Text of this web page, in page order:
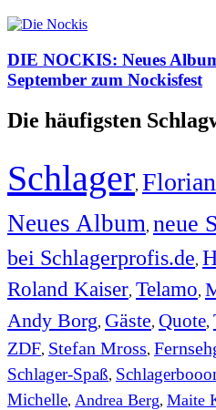
DIE NOCKIS: Neues
September zum Nockisfest
Die häufigsten
Schlager,
Neues Album, neue
bei Schlagerprofis.de,
Roland Kaiser, Telamo,
Andy Borg, Gäste, Quote,
ZDF, Stefan Mross,
Schlager-Spaß,
Michelle, Andrea Berg, Maite